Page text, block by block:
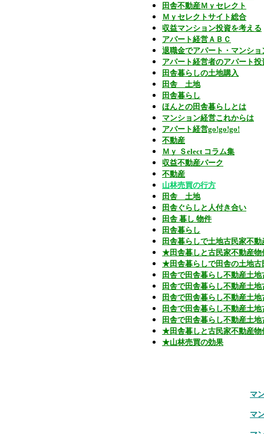
田舎不動産Ｍｙセレクト
Ｍｙセレクトサイト総合
収益マンション投資を考える
アパート経営ＡＢＣ
退職金でアパート・マンショ
アパート経営者のアパート投
田舎暮らしの土地購入
田舎 土地
田舎暮らし
ほんとの田舎暮らしとは
マンション経営これからは
アパート経営go!go!go!
不動産
Ｍｙ Ｓelect コラム集
収益不動産パーク
不動産
山林売買の行方
田舎 土地
田舎ぐらしと人付き合い
田舎 暮し 物件
田舎暮らし
田舎暮らしで土地古民家不動
★田舎暮しと古民家不動産物
★田舎暮らしで田舎の土地古
田舎で田舎暮らし不動産土
田舎で田舎暮らし不動産土
田舎で田舎暮らし不動産土
田舎で田舎暮らし不動産土
田舎で田舎暮らし不動産土
★田舎暮しと古民家不動産物
★山林売買の効果
マ
マ